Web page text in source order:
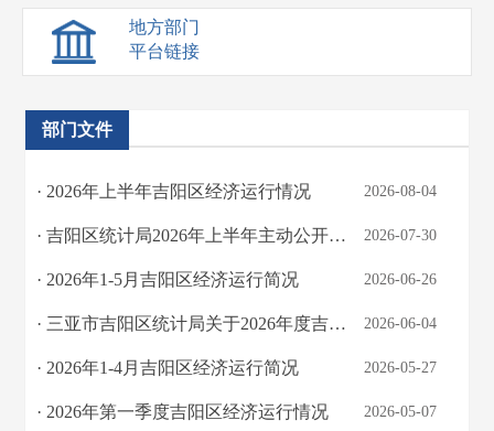
地方部门
平台链接
部门文件
· 2026年上半年吉阳区经济运行情况 2026-08-04
· 吉阳区统计局2026年上半年主动公开的部分统计信息 2026-07-30
· 2026年1-5月吉阳区经济运行简况 2026-06-26
· 三亚市吉阳区统计局关于2026年度吉阳区统计法律法规和业务能力提升培训班的询价公... 2026-06-04
· 2026年1-4月吉阳区经济运行简况 2026-05-27
· 2026年第一季度吉阳区经济运行情况 2026-05-07